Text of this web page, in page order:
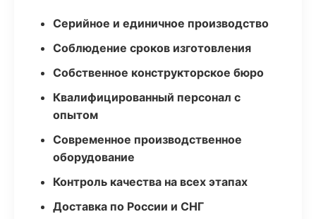
Серийное и единичное производство
Соблюдение сроков изготовления
Собственное конструкторское бюро
Квалифицированный персонал с
опытом
Современное производственное
оборудование
Контроль качества на всех этапах
Доставка по России и СНГ